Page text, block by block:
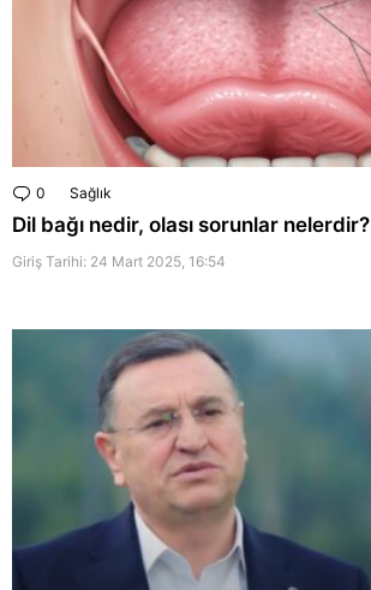
0 Comments
Sağlık
Dil bağı nedir, olası sorunlar nelerdir?
Giriş Tarihi: 24 Mart 2025, 16:54